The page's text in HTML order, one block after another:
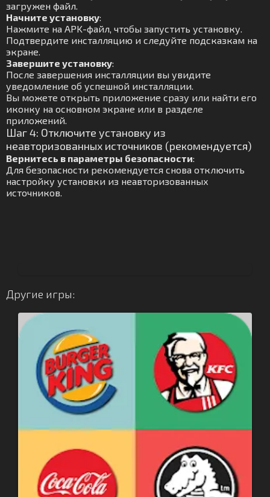
загружен файл.
Начните установку:
Нажмите на APK-файл, чтобы запустить установку.
Подтвердите инсталляцию и следуйте подсказкам на
экране.
Завершите установку:
После завершения инсталляции вы увидите
уведомление об успешной инсталляции.
Вы можете открыть приложение сразу или найти его
иконку на основном экране или в разделе
приложений.
Шаг 4: Отключите установку из
неавторизованных источников (рекомендуется)
Вернитесь в параметры безопасности:
Для безопасности рекомендуется снова отключить
настройку установки из неавторизованных
источников.
Другие игры: